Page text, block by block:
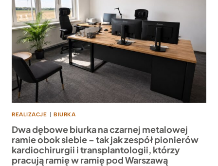
REALIZACJE | BIURKA
Dwa dębowe biurka na czarnej metalowej
ramie obok siebie – tak jak zespół pionierów
kardiochirurgii i transplantologii, którzy
pracują ramię w ramię pod Warszawą